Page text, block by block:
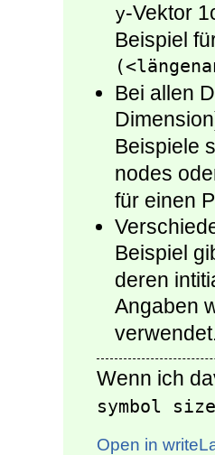
y-Vektor
Beispiel
Bei allen
Beispiele
nodes
für einen
Beispiel
deren
Angaben
Wenn ich
symbol size
Open in